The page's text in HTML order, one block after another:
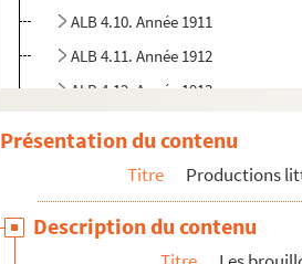
ALB 4.10. Année 1911
ALB 4.11. Année 1912
ALB 4.12. Année 1913
ALB 4.16. Année 1917
Présentation du contenu
Titre Productions
Description du contenu